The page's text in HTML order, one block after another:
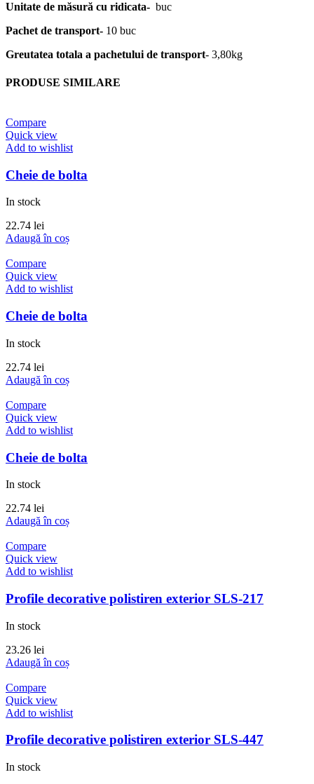
Unitate de măsură cu ridicata- buc
Pachet de transport- 10 buc
Greutatea totala a pachetului de transport- 3,80kg
PRODUSE SIMILARE
Compare
Quick view
Add to wishlist
Cheie de bolta
In stock
22.74 lei
Adaugă în coș
Compare
Quick view
Add to wishlist
Cheie de bolta
In stock
22.74 lei
Adaugă în coș
Compare
Quick view
Add to wishlist
Cheie de bolta
In stock
22.74 lei
Adaugă în coș
Compare
Quick view
Add to wishlist
Profile decorative polistiren exterior SLS-217
In stock
23.26 lei
Adaugă în coș
Compare
Quick view
Add to wishlist
Profile decorative polistiren exterior SLS-447
In stock